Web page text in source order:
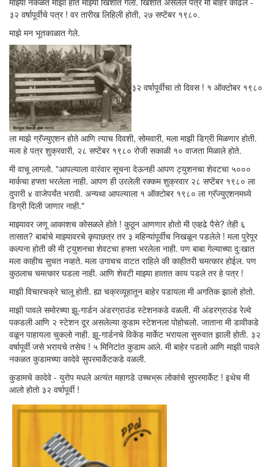
३२ वर्षापूर्वीचे पत्र ! वर तारीख लिहिली होती, २७ सप्टेंबर १९८०.
माझे मन भूतकाळात गेले.
३२ वर्षापूर्वीचा तो दिवस ! १ ऑक्टोबर १९८०
ला माझे ग्रॅज्युएशन होते आणि त्याच दिवशी, सोमवारी, मला माझी डिग्री मिळणार होती.
मला हे पत्र शुक्रवारी, २८ सप्टेंबर १९८० रोजी सकाळी १० वाजता मिळाले होते.
मी वाचू लागलो. "आपल्याला वारंवार सूचना देऊनही आपण ट्युशनचा शेवटचा ५०००
मार्कचा हफ्ता भरलेला नाही. आपण ही उरलेली रक्कम शुक्रवार २८ सप्टेंबर १९८० ला
दुपारी ४ वाजेपर्यंत भरावी. अन्यथा आपल्याला १ ऑक्टोबर १९८० ला ग्रॅज्युएशनमध्ये
डिग्री दिली जाणार नाही."
माझ्यावर जणू आकाशच कोसळले होते ! कुठून आणणार होतो मी एव्हढे पैसे? तेही ६
तासात? बाबांचे माझ्यावरचे कृपाछत्र तर ३ महिन्यांपूर्वीच निखळून पडलेले ! मला पुरेपूर
कल्पना होती की मी ट्युशनचा शेवटचा हफ्ता भरलेला नाही. पण बाबा गेल्याच्या दुःखात
मला काहीच सुचत नव्हते. मला उगाचच वाटत राहिले की काहीतरी चमत्कार होईल. पण
कुठलाच चमत्कार घडला नाही. आणि शेवटी माझ्या हातात काय पडले तर हे पत्र !
माझी विचारचक्रे चालू होती. ह्या चक्रव्यूहातून बाहेर पडायला मी अगतिक झालो होतो.
माझी पावले समोरच्या झू-गार्डन अंडरग्राउंड स्टेशनकडे वळली. मी अंडरग्राउंड रेल्वे
पकडली आणि २ स्टेशन दूर असलेल्या कुडाम स्टेशनला पोहोचलो. जाताना मी डावीकडे
वळून पाहायला चुकलो नाही. झू-गार्डनचे विकेंड मार्केट भरायला सुरुवात झाली होती. ३२
वर्षापूर्वी जसे भरायचे तसेच ! ५ मिनिटांत कुडाम आले. मी बाहेर पडलो आणि माझी पावले
नकळत कुडामच्या कादेवे सुपरमार्केटकडे वळली.
कुडामचे कादेवे - युरोप मधले अत्यंत महागडे उच्चभ्रू लोकांचे सुपरमार्केट ! इथेच मी
आलो होतो ३२ वर्षापूर्वी !